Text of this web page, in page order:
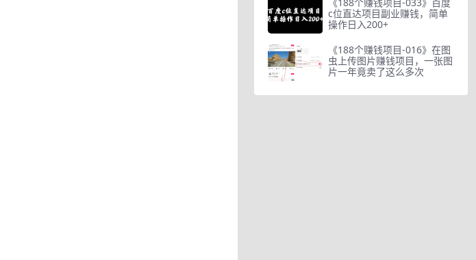
c位直达项目副业赚钱，简单
操作日入200+
《188个赚钱项目-016》在图
虫上传图片赚钱项目，一张图
片一年竟卖了这么多次